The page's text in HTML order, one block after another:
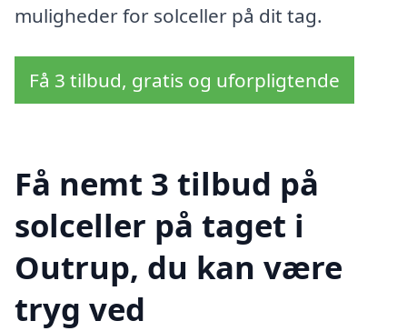
muligheder for solceller på dit tag.
Få 3 tilbud, gratis og uforpligtende
Få nemt 3 tilbud på
solceller på taget i
Outrup, du kan være
tryg ved